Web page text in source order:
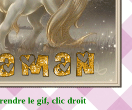
le gif, clic droit